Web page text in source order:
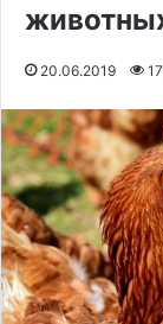
20.06.2019